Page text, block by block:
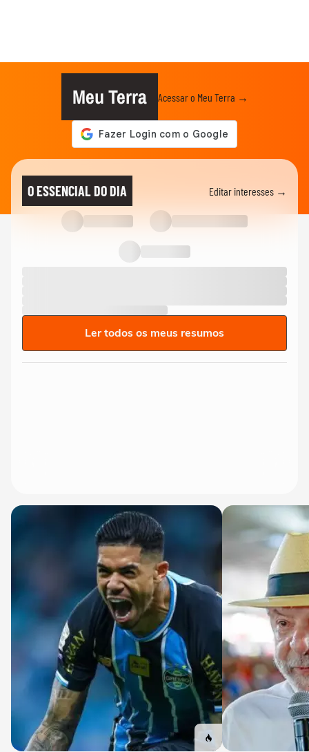
Meu Terra Acessar o Meu Terra →
O ESSENCIAL DO DIA Editar interesses →
Ler todos os meus resumos